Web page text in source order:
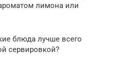
лимона или
блюда лучше всего
сервировкой?